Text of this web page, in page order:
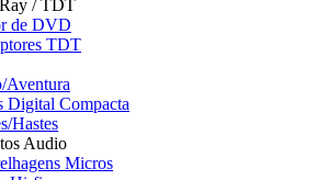
/ TDT
de DVD
TDT
Aventura
Digital Compacta
Hastes
Audio
Micros